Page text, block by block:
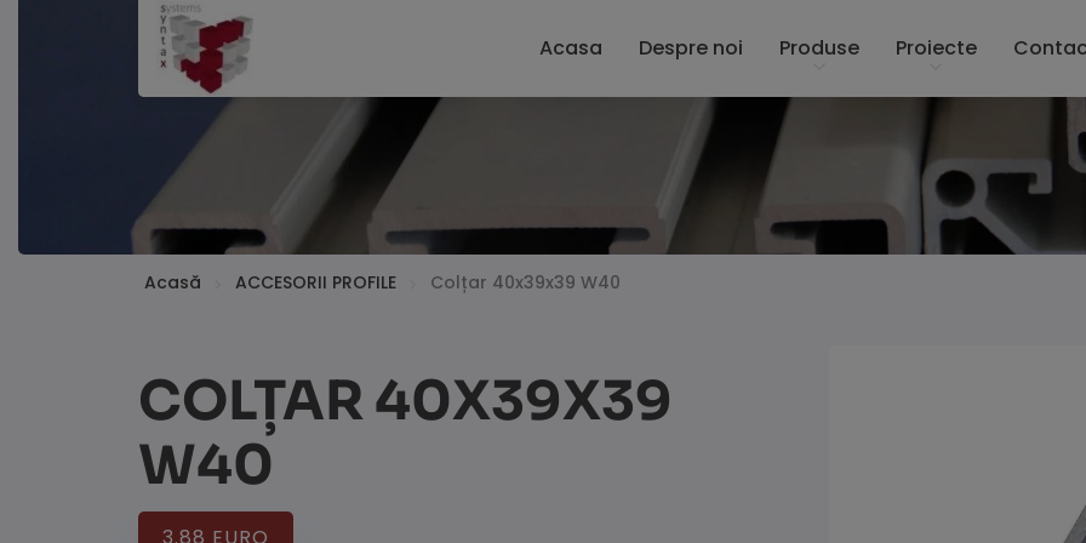
Acasa Despre noi Produse Proiecte
Acasă ACCESORII PROFILE Colțar 40x39x39 W40
COLȚAR 40X39X39
W40